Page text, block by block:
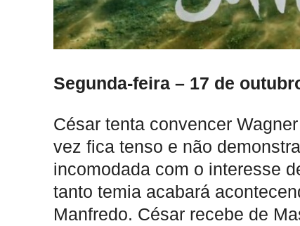
Segunda-feira – 17 de
César tenta convencer
vez fica tenso e não
incomodada com o interesse
tanto temia acabará
Manfredo. César recebe de